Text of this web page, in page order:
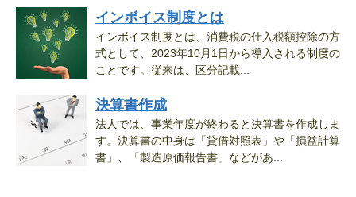
インボイス制度とは
インボイス制度とは、消費税の仕入税額控除の方
式として、2023年10月1日から導入される制度の
ことです。従来は、区分記載...
決算書作成
法人では、事業年度が終わると決算書を作成しま
す。決算書の中身は「貸借対照表」や「損益計算
書」、「製造原価報告書」などがあ...